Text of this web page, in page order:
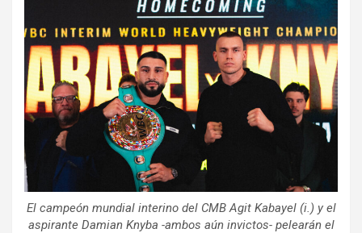
El campeón mundial interino del CMB Agit Kabayel (i.) y el
aspirante Damian Knyba -ambos aún invictos- pelearán el